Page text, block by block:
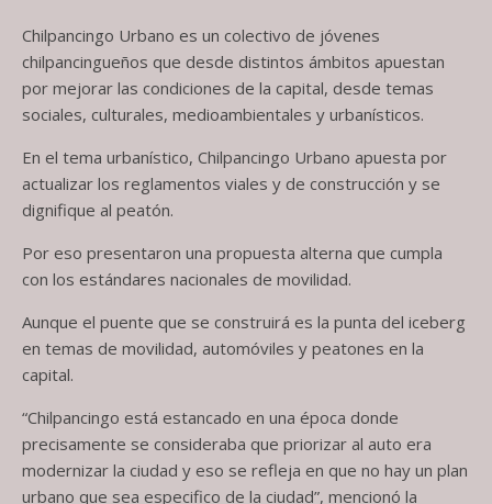
Chilpancingo Urbano es un colectivo de jóvenes
chilpancingueños que desde distintos ámbitos apuestan
por mejorar las condiciones de la capital, desde temas
sociales, culturales, medioambientales y urbanísticos.
En el tema urbanístico, Chilpancingo Urbano apuesta por
actualizar los reglamentos viales y de construcción y se
dignifique al peatón.
Por eso presentaron una propuesta alterna que cumpla
con los estándares nacionales de movilidad.
Aunque el puente que se construirá es la punta del iceberg
en temas de movilidad, automóviles y peatones en la
capital.
“Chilpancingo está estancado en una época donde
precisamente se consideraba que priorizar al auto era
modernizar la ciudad y eso se refleja en que no hay un plan
urbano que sea especifico de la ciudad”, mencionó la